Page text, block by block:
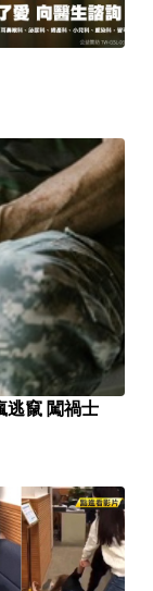
逃竄 闖禍士